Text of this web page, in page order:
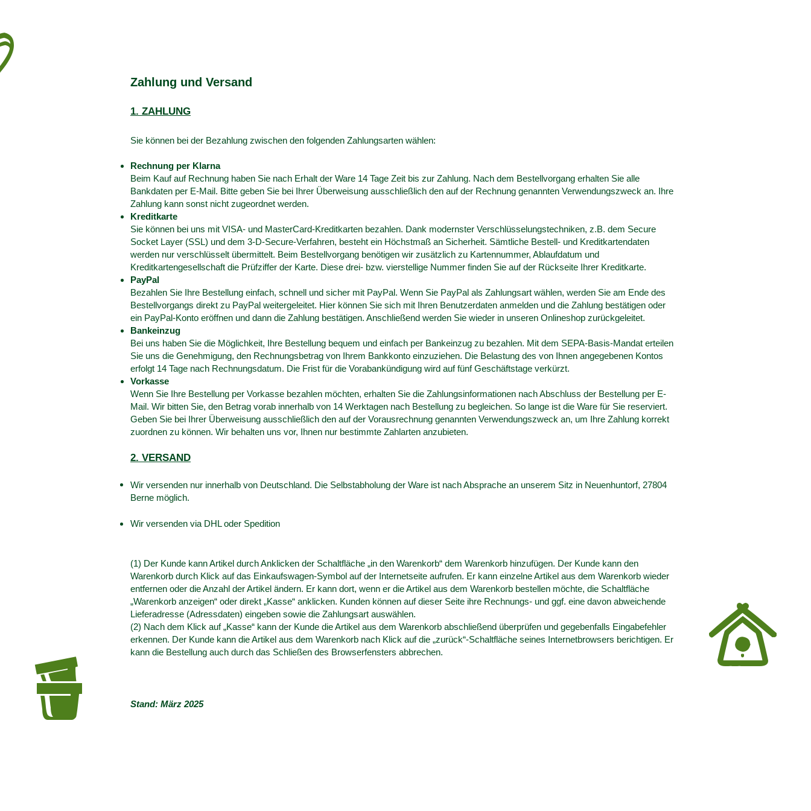
Zahlung und Versand
1. ZAHLUNG
Sie können bei der Bezahlung zwischen den folgenden Zahlungsarten wählen:
Rechnung per Klarna
Beim Kauf auf Rechnung haben Sie nach Erhalt der Ware 14 Tage Zeit bis zur Zahlung. Nach dem Bestellvorgang erhalten Sie alle
Bankdaten per E-Mail. Bitte geben Sie bei Ihrer Überweisung ausschließlich den auf der Rechnung genannten Verwendungszweck an. Ihre
Zahlung kann sonst nicht zugeordnet werden.
Kreditkarte
Sie können bei uns mit VISA- und MasterCard-Kreditkarten bezahlen. Dank modernster Verschlüsselungstechniken, z.B. dem Secure
Socket Layer (SSL) und dem 3-D-Secure-Verfahren, besteht ein Höchstmaß an Sicherheit. Sämtliche Bestell- und Kreditkartendaten
werden nur verschlüsselt übermittelt. Beim Bestellvorgang benötigen wir zusätzlich zu Kartennummer, Ablaufdatum und
Kreditkartengesellschaft die Prüfziffer der Karte. Diese drei- bzw. vierstellige Nummer finden Sie auf der Rückseite Ihrer Kreditkarte.
PayPal
Bezahlen Sie Ihre Bestellung einfach, schnell und sicher mit PayPal. Wenn Sie PayPal als Zahlungsart wählen, werden Sie am Ende des
Bestellvorgangs direkt zu PayPal weitergeleitet. Hier können Sie sich mit Ihren Benutzerdaten anmelden und die Zahlung bestätigen oder
ein PayPal-Konto eröffnen und dann die Zahlung bestätigen. Anschließend werden Sie wieder in unseren Onlineshop zurückgeleitet.
Bankeinzug
Bei uns haben Sie die Möglichkeit, Ihre Bestellung bequem und einfach per Bankeinzug zu bezahlen. Mit dem SEPA-Basis-Mandat erteilen
Sie uns die Genehmigung, den Rechnungsbetrag von Ihrem Bankkonto einzuziehen. Die Belastung des von Ihnen angegebenen Kontos
erfolgt 14 Tage nach Rechnungsdatum. Die Frist für die Vorabankündigung wird auf fünf Geschäftstage verkürzt.
Vorkasse
Wenn Sie Ihre Bestellung per Vorkasse bezahlen möchten, erhalten Sie die Zahlungsinformationen nach Abschluss der Bestellung per E-
Mail. Wir bitten Sie, den Betrag vorab innerhalb von 14 Werktagen nach Bestellung zu begleichen. So lange ist die Ware für Sie reserviert.
Geben Sie bei Ihrer Überweisung ausschließlich den auf der Vorausrechnung genannten Verwendungszweck an, um Ihre Zahlung korrekt
zuordnen zu können. Wir behalten uns vor, Ihnen nur bestimmte Zahlarten anzubieten.
2. VERSAND
Wir versenden nur innerhalb von Deutschland. Die Selbstabholung der Ware ist nach Absprache an unserem Sitz in Neuenhuntorf, 27804
Berne möglich.
Wir versenden via DHL oder Spedition
(1) Der Kunde kann Artikel durch Anklicken der Schaltfläche „in den Warenkorb“ dem Warenkorb hinzufügen. Der Kunde kann den
Warenkorb durch Klick auf das Einkaufswagen-Symbol auf der Internetseite aufrufen. Er kann einzelne Artikel aus dem Warenkorb wieder
entfernen oder die Anzahl der Artikel ändern. Er kann dort, wenn er die Artikel aus dem Warenkorb bestellen möchte, die Schaltfläche
„Warenkorb anzeigen“ oder direkt „Kasse“ anklicken. Kunden können auf dieser Seite ihre Rechnungs- und ggf. eine davon abweichende
Lieferadresse (Adressdaten) eingeben sowie die Zahlungsart auswählen.
(2) Nach dem Klick auf „Kasse“ kann der Kunde die Artikel aus dem Warenkorb abschließend überprüfen und gegebenfalls Eingabefehler
erkennen. Der Kunde kann die Artikel aus dem Warenkorb nach Klick auf die „zurück“-Schaltfläche seines Internetbrowsers berichtigen. Er
kann die Bestellung auch durch das Schließen des Browserfensters abbrechen.
Stand: März 2025
x
ö